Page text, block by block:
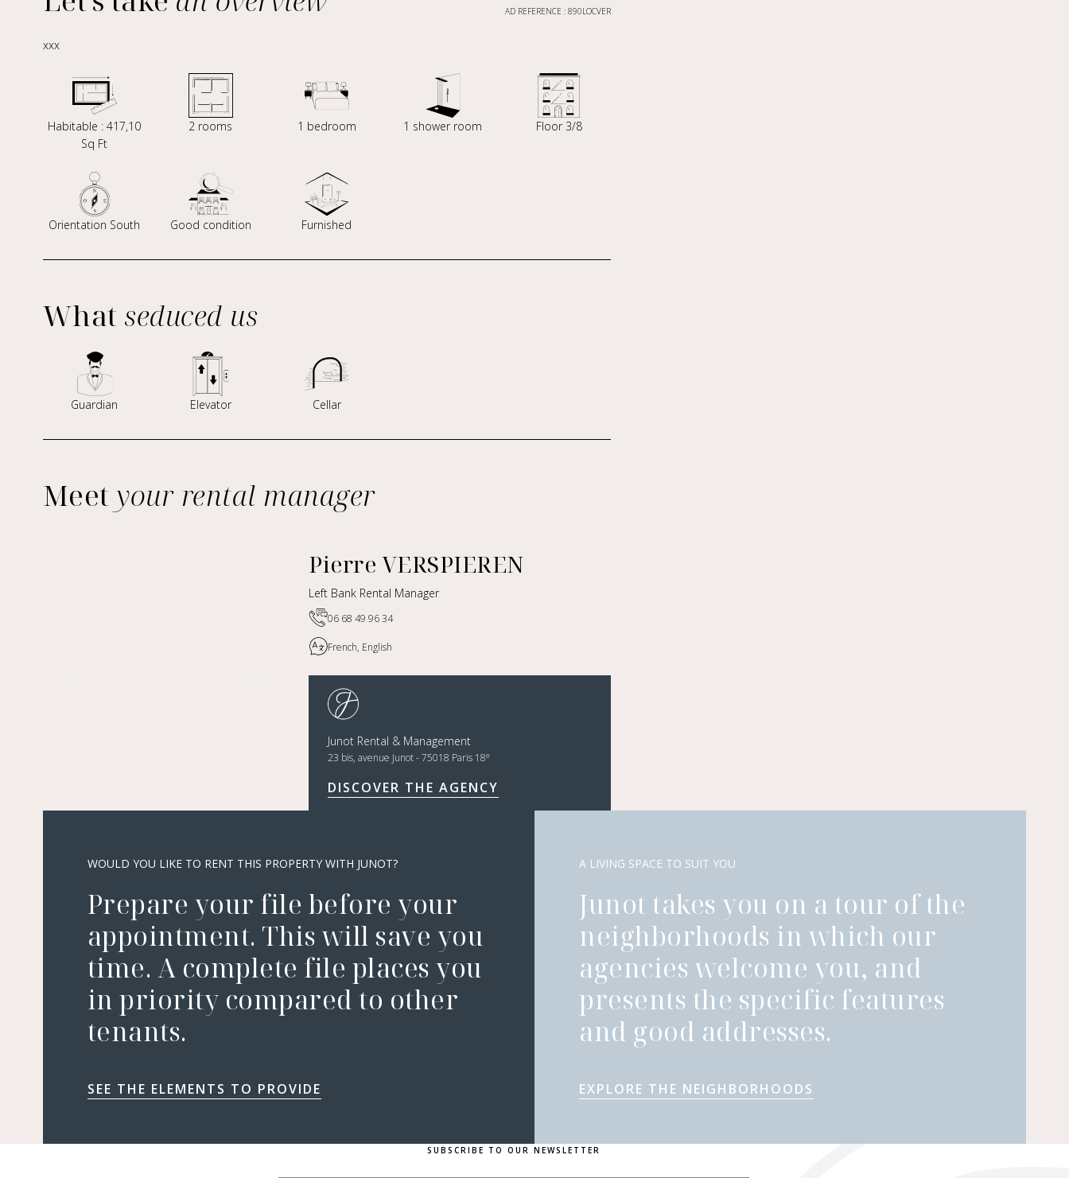
AD REFERENCE : 890LOCVER
xxx
Habitable : 417,10
Sq Ft
2 rooms 1 bedroom 1 shower room Floor 3/8
Orientation South Good condition Furnished
What seduced us
Guardian Elevator Cellar
Meetyour rental manager
Pierre VERSPIEREN
Left Bank Rental Manager
06 68 49 96 34
French, English
Junot Rental & Management
23 bis, avenue Junot - 75018 Paris 18e
DISCOVER THE AGENCY
WOULD YOU LIKE TO RENT THIS PROPERTY WITH JUNOT?
Prepare your file before your
appointment. This will save you
time. A complete file places you
in priority compared to other
tenants.
SEE THE ELEMENTS TO PROVIDE
A LIVING SPACE TO SUIT YOU
Junot takes you on a tour of the
neighborhoods in which our
agencies welcome you, and
presents the specific features
and good addresses.
EXPLORE THE NEIGHBORHOODS
SUBSCRIBE TO OUR NEWSLETTER